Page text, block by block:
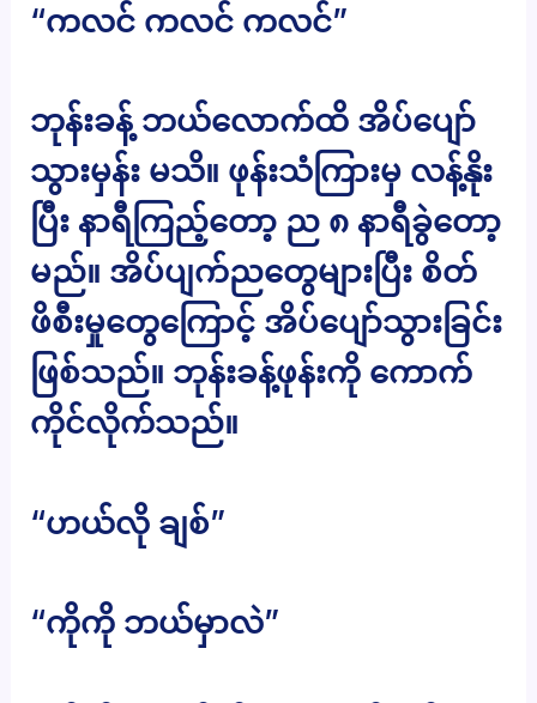
“ကလင် ကလင် ကလင်”
ဘုန်းခန့် ဘယ်လောက်ထိ အိပ်ပျော်
သွားမှန်း မသိ။ ဖုန်းသံကြားမှ လန့်နိုး
ပြီး နာရီကြည့်တော့ ည ၈ နာရီခွဲတော့
မည်။ အိပ်ပျက်ညတွေများပြီး စိတ်
ဖိစီးမှုတွေကြောင့် အိပ်ပျော်သွားခြင်း
ဖြစ်သည်။ ဘုန်းခန့်ဖုန်းကို ကောက်
ကိုင်လိုက်သည်။
“ဟယ်လို ချစ်”
“ကိုကို ဘယ်မှာလဲ”